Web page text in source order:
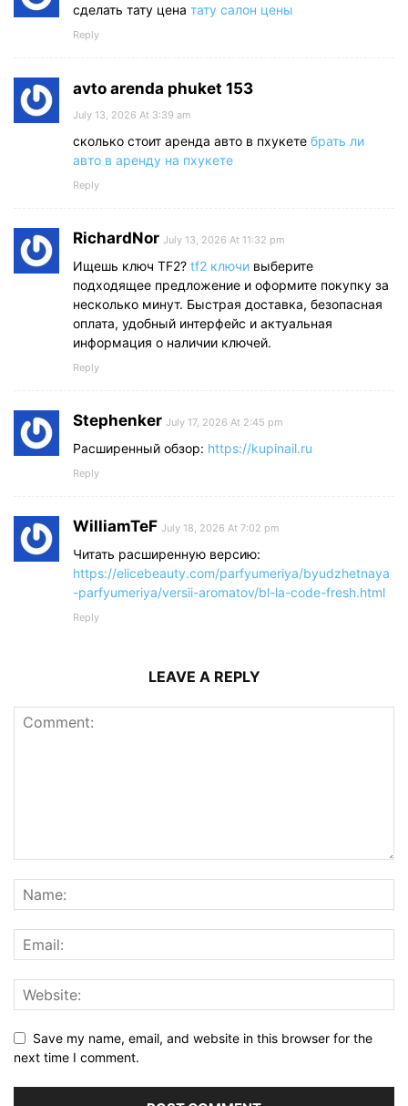
сделать тату цена тату салон цены
Reply
avto arenda phuket 153
July 13, 2026 At 3:39 am
сколько стоит аренда авто в пхукете брать ли
авто в аренду на пхукете
Reply
RichardNor July 13, 2026 At 11:32 pm
Ищешь ключ TF2? tf2 ключи выберите
подходящее предложение и оформите покупку за
несколько минут. Быстрая доставка, безопасная
оплата, удобный интерфейс и актуальная
информация о наличии ключей.
Reply
Stephenker July 17, 2026 At 2:45 pm
Расширенный обзор: https://kupinail.ru
Reply
WilliamTeF July 18, 2026 At 7:02 pm
Читать расширенную версию:
https://elicebeauty.com/parfyumeriya/byudzhetnaya
-parfyumeriya/versii-aromatov/bl-la-code-fresh.html
Reply
LEAVE A REPLY
Save my name, email, and website in this browser for the
next time I comment.